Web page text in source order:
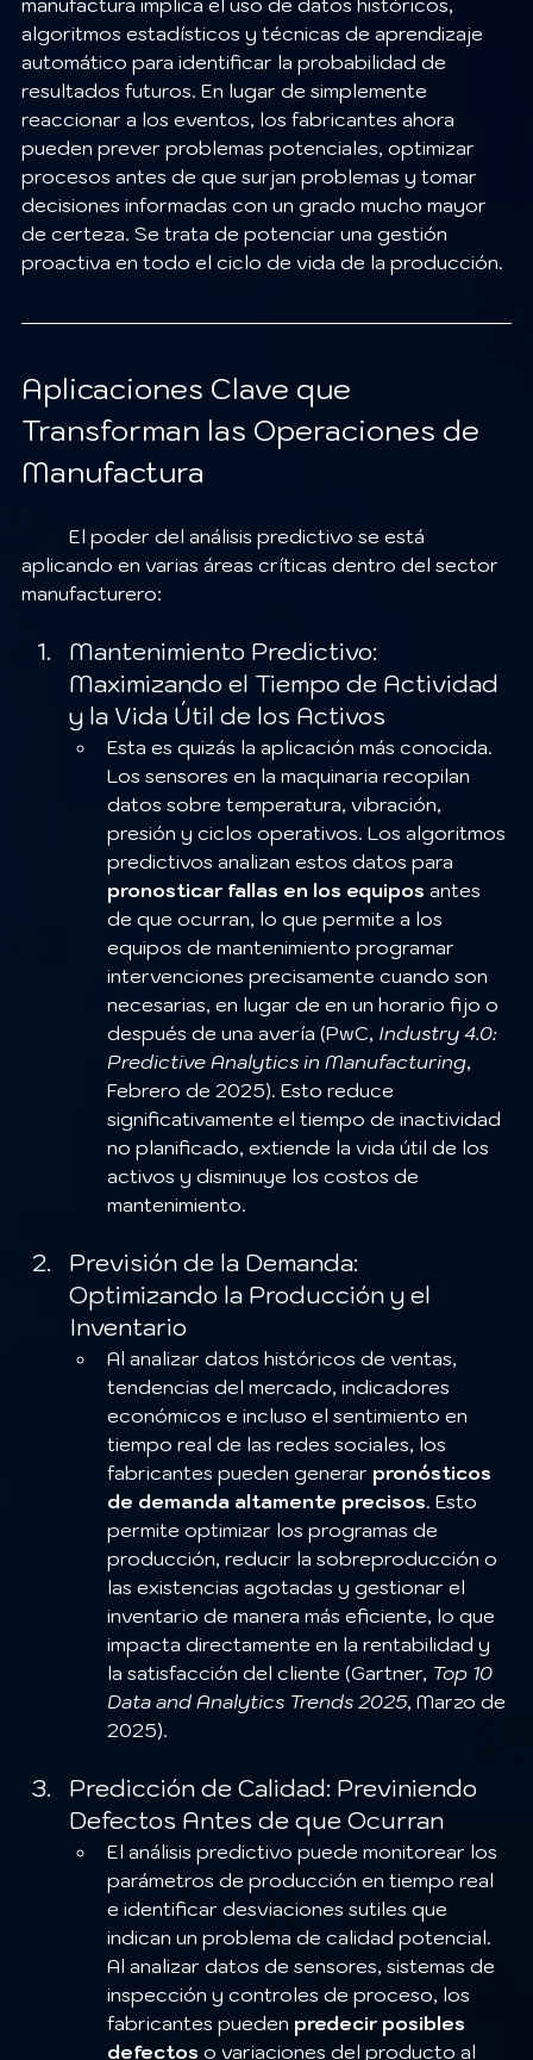
algoritmos estadísticos y técnicas de aprendizaje
automático para identificar la probabilidad de
resultados futuros. En lugar de simplemente
reaccionar a los eventos, los fabricantes ahora
pueden prever problemas potenciales, optimizar
procesos antes de que surjan problemas y tomar
decisiones informadas con un grado mucho mayor
de certeza. Se trata de potenciar una gestión
proactiva en todo el ciclo de vida de la producción.
Aplicaciones Clave que
Transforman las Operaciones de
Manufactura
aplicando en varias áreas críticas dentro del sector
manufacturero:
Mantenimiento Predictivo:
Maximizando el Tiempo de Actividad
y la Vida Útil de los Activos
Esta es quizás la aplicación más conocida.
Los sensores en la maquinaria recopilan
datos sobre temperatura, vibración,
presión y ciclos operativos. Los algoritmos
predictivos analizan estos datos para
pronosticar fallas en los equipos antes
de que ocurran, lo que permite a los
equipos de mantenimiento programar
intervenciones precisamente cuando son
necesarias, en lugar de en un horario fijo o
después de una avería (PwC, Industry 4.0:
Predictive Analytics in Manufacturing,
Febrero de 2025). Esto reduce
significativamente el tiempo de inactividad
no planificado, extiende la vida útil de los
activos y disminuye los costos de
mantenimiento.
Previsión de la Demanda:
Optimizando la Producción y el
Inventario
Al analizar datos históricos de ventas,
tendencias del mercado, indicadores
económicos e incluso el sentimiento en
tiempo real de las redes sociales, los
fabricantes pueden generar pronósticos
de demanda altamente precisos. Esto
permite optimizar los programas de
producción, reducir la sobreproducción o
las existencias agotadas y gestionar el
inventario de manera más eficiente, lo que
impacta directamente en la rentabilidad y
la satisfacción del cliente (Gartner, Top 10
Data and Analytics Trends 2025, Marzo de
2025).
Predicción de Calidad: Previniendo
Defectos Antes de que Ocurran
El análisis predictivo puede monitorear los
parámetros de producción en tiempo real
e identificar desviaciones sutiles que
indican un problema de calidad potencial.
Al analizar datos de sensores, sistemas de
inspección y controles de proceso, los
fabricantes pueden predecir posibles
defectos o variaciones del producto al